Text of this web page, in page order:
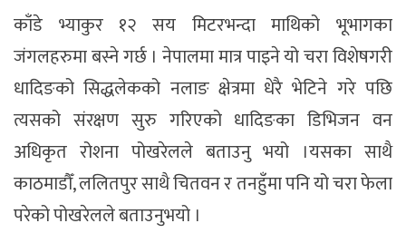
काँडे भ्याकुर १२ सय मिटरभन्दा माथिको भूभागका
जंगलहरुमा बस्ने गर्छ । नेपालमा मात्र पाइने यो चरा विशेषगरी
धादिङको सिद्धलेकको नलाङ क्षेत्रमा धेरै भेटिने गरे पछि
त्यसको संरक्षण सुरु गरिएको धादिङका डिभिजन वन
अधिकृत रोशना पोखरेलले बताउनु भयो ।यसका साथै
काठमाडौँ, ललितपुर साथै चितवन र तनहुँमा पनि यो चरा फेला
परेको पोखरेलले बताउनुभयो ।